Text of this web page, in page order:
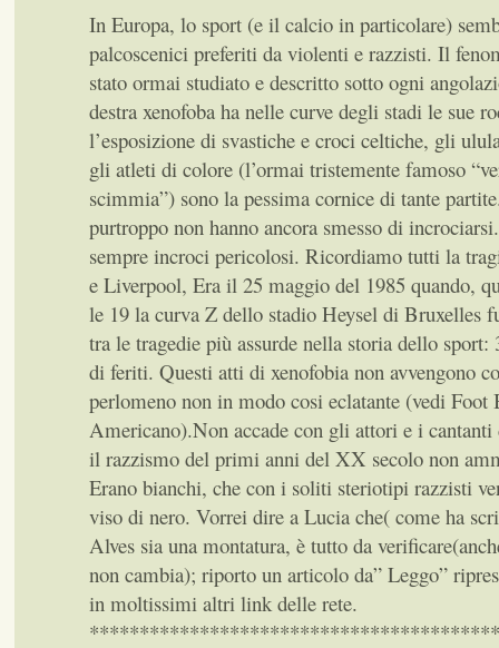
In Europa, lo sport (e il calcio in particolare)
palcoscenici preferiti da violenti e razzisti. Il
stato ormai studiato e descritto sotto ogni
destra xenofoba ha nelle curve degli stadi le sue
l’esposizione di svastiche e croci celtiche, gli
gli atleti di colore (l’ormai tristemente famoso
scimmia”) sono la pessima cornice di tante
purtroppo non hanno ancora smesso di
sempre incroci pericolosi. Ricordiamo tutti la
e Liverpool, Era il 25 maggio del 1985 quando,
le 19 la curva Z dello stadio Heysel di Bruxelles
tra le tragedie più assurde nella storia dello sport:
di feriti. Questi atti di xenofobia non avvengono
perlomeno non in modo cosi eclatante (vedi Foot
Americano).Non accade con gli attori e i cantanti
il razzismo del primi anni del XX secolo non
Erano bianchi, che con i soliti steriotipi razzisti
viso di nero. Vorrei dire a Lucia che( come ha
Alves sia una montatura, è tutto da
non cambia); riporto un articolo da” Leggo”
in moltissimi altri link delle rete.